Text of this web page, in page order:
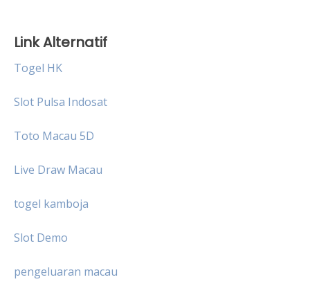
Link Alternatif
Togel HK
Slot Pulsa Indosat
Toto Macau 5D
Live Draw Macau
togel kamboja
Slot Demo
pengeluaran macau